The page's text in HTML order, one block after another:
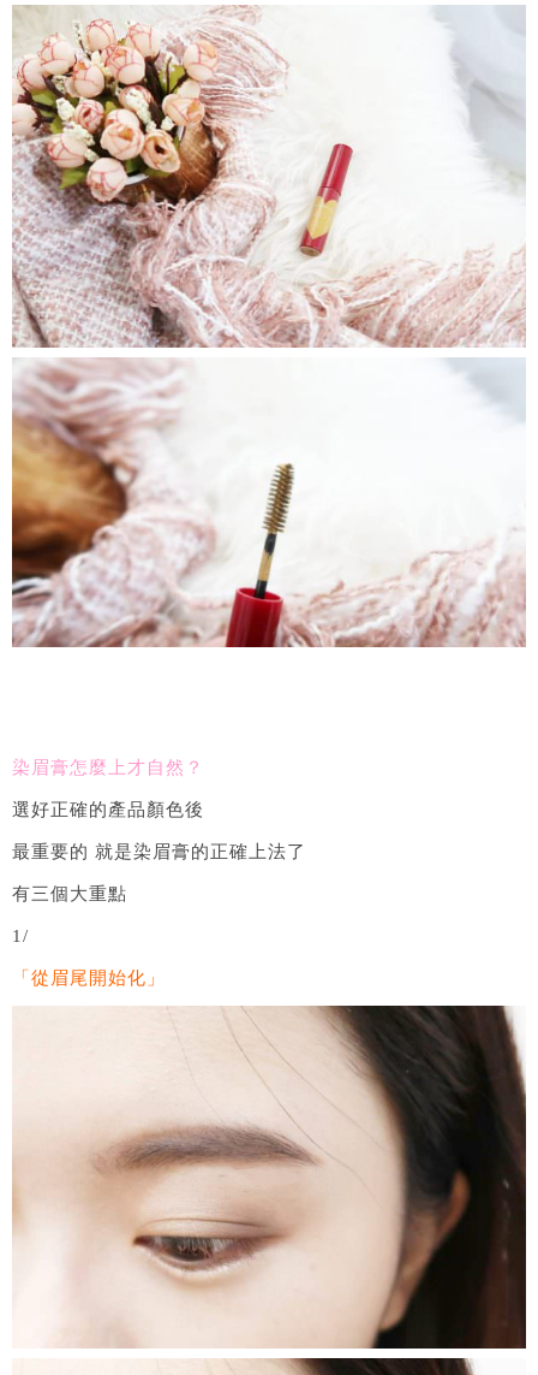
染眉膏怎麼上才自然？
選好正確的產品顏色後
最重要的 就是染眉膏的正確上法了
有三個大重點
1/
「從眉尾開始化」